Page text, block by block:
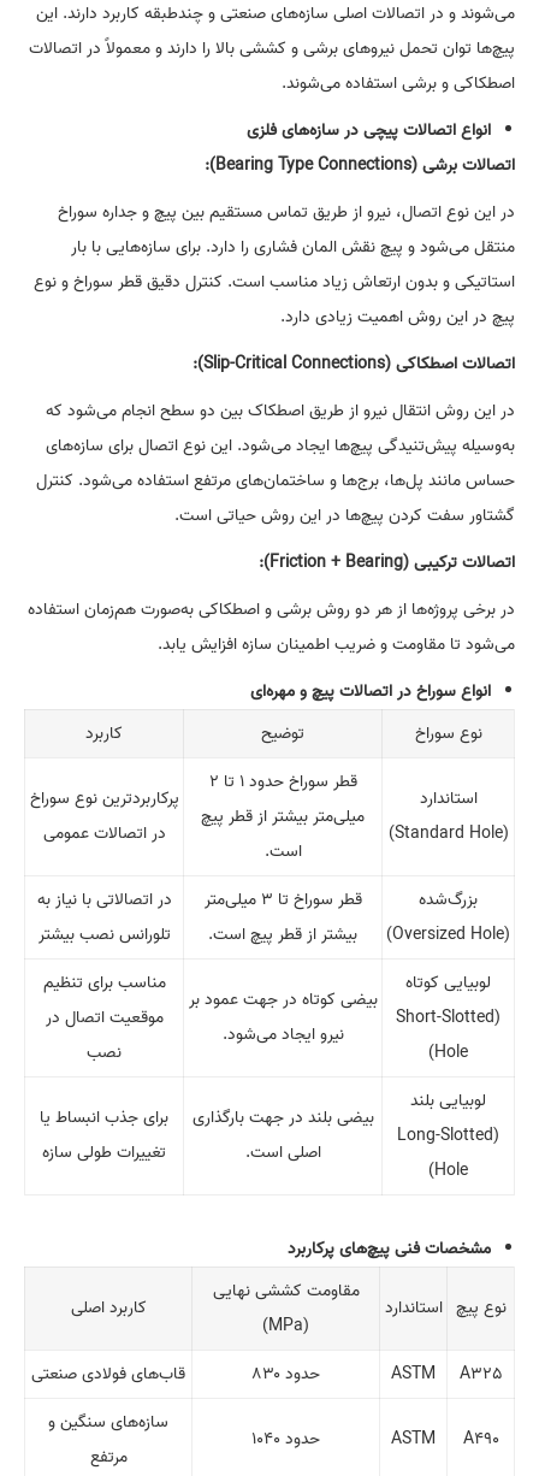
می‌شوند و در اتصالات اصلی سازه‌های صنعتی و چندطبقه کاربرد دارند. این
پیچ‌ها توان تحمل نیرو‌های برشی و کششی بالا را دارند و معمولاً در اتصالات
اصطکاکی و برشی استفاده می‌شوند.
انواع اتصالات پیچی در سازه‌های فلزی
اتصالات برشی(Bearing Type Connections):
در این نوع اتصال، نیرو از طریق تماس مستقیم بین پیچ و جداره سوراخ
منتقل می‌شود و پیچ نقش المان فشاری را دارد. برای سازه‌هایی با بار
استاتیکی و بدون ارتعاش زیاد مناسب است. کنترل دقیق قطر سوراخ و نوع
پیچ در این روش اهمیت زیادی دارد.
اتصالات اصطکاکی(Slip-Critical Connections):
در این روش انتقال نیرو از طریق اصطکاک بین دو سطح انجام می‌شود که
به‌وسیله پیش‌تنیدگی پیچ‌ها ایجاد می‌شود. این نوع اتصال برای سازه‌های
حساس مانند پل‌ها، برج‌ها و ساختمان‌های مرتفع استفاده می‌شود. کنترل
گشتاور سفت کردن پیچ‌ها در این روش حیاتی است.
اتصالات ترکیبی(Friction + Bearing):
در برخی پروژه‌ها از هر دو روش برشی و اصطکاکی به‌صورت هم‌زمان استفاده
می‌شود تا مقاومت و ضریب اطمینان سازه افزایش یابد.
انواع سوراخ در اتصالات پیچ و مهره‌ای
نوع سوراخ
توضیح کاربرد
استاندارد
(Standard Hole)
قطر سوراخ حدود ۱ تا ۲
میلی‌متر بیشتر از قطر پیچ
است.
پرکاربردترین نوع سوراخ
در اتصالات عمومی
بزرگ‌شده
(Oversized Hole)
قطر سوراخ تا ۳ میلی‌متر
بیشتر از قطر پیچ است.
در اتصالاتی با نیاز به
تلورانس نصب بیشتر
لوبیایی کوتاه
(Short-Slotted
Hole)
بیضی کوتاه در جهت عمود بر
نیرو ایجاد می‌شود.
مناسب برای تنظیم
موقعیت اتصال در
نصب
لوبیایی بلند
(Long-Slotted
Hole)
بیضی بلند در جهت بارگذاری
اصلی است.
برای جذب انبساط یا
تغییرات طولی سازه
مشخصات فنی پیچ‌های پرکاربرد
نوع پیچ استاندارد
مقاومت کششی نهایی
(MPa)
کاربرد اصلی
A325
ASTM حدود ۸۳۰ قاب‌های فولادی صنعتی
A490
ASTM حدود ۱۰۴۰
سازه‌های سنگین و
مرتفع